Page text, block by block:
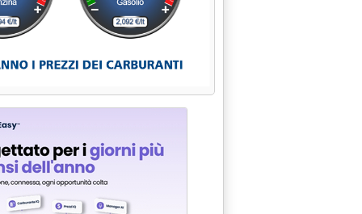
PETROLIFERA'